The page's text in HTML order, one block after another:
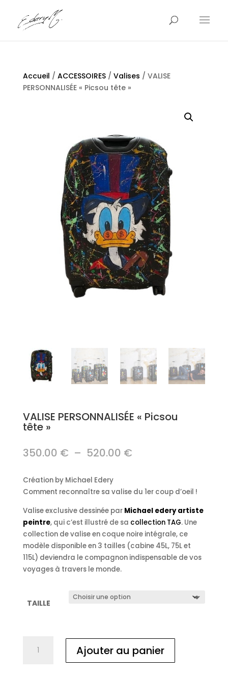
Accueil / ACCESSOIRES/ Valises / VALISE
PERSONNALISÉE « Picsou tête »
VALISE PERSONNALISÉE « Picsou
tête »
350.00 € – 520.00 €Plage
350.00 €
520.00 €
Création by Michael Edery
Comment reconnaître sa valise du 1er coup d’oeil !
Valise exclusive dessinée par Michael edery artiste
peintre, qui c’est illustré de sa collection TAG. Une
collection de valise en coque noire intégrale, ce
modèle disponible en 3 tailles (cabine 45L, 75L et
115L) deviendra le compagnon indispensable de vos
voyages à travers le monde.
TAILLE
Ajouter au panier